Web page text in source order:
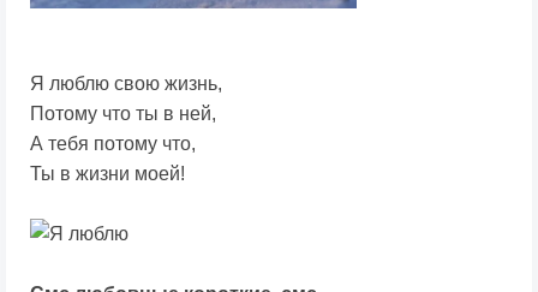
Я люблю свою жизнь,
Потому что ты в ней,
А тебя потому что,
Ты в жизни моей!